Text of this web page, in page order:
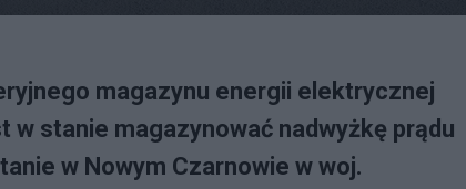
magazynu energii elektrycznej
w stanie magazynować nadwyżkę prądu
w Nowym Czarnowie w woj.